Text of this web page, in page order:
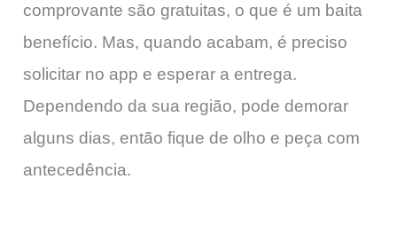
comprovante são gratuitas, o que é um baita
benefício. Mas, quando acabam, é preciso
solicitar no app e esperar a entrega.
Dependendo da sua região, pode demorar
alguns dias, então fique de olho e peça com
antecedência.